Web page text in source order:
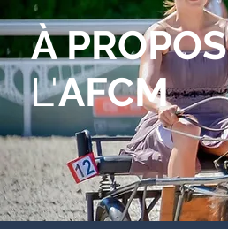
À PROPOS
L'AFCM